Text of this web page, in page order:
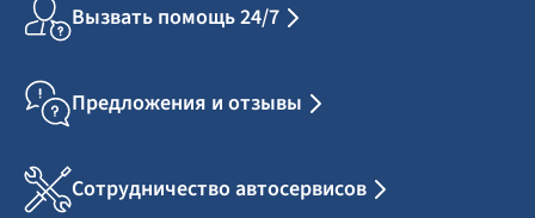
Вызвать помощь 24/7
Предложения и отзывы
Сотрудничество автосервисов